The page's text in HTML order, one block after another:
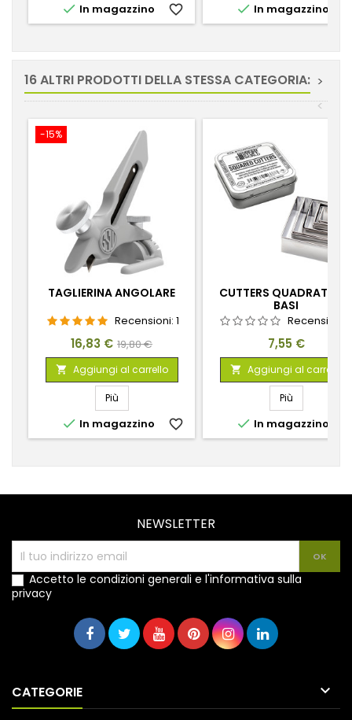
 In magazzino favorite_border  In magazzino
16 ALTRI PRODOTTI DELLA STESSA CATEGORIA: >
<
-15%
TAGLIERINA ANGOLARE
Recensioni: 1
Prezzo
16,83 € Prezzo
base
19,80 €
 Aggiungi al carrello
Più
 In magazzino favorite_border
CUTTERS QUADRATI PER
BASI
Recensioni:
Prezzo
7,55 €
 Aggiungi al carrello
Più
 In magazzino
NEWSLETTER
Accetto le condizioni generali e l'informativa sulla
privacy
CATEGORIE 